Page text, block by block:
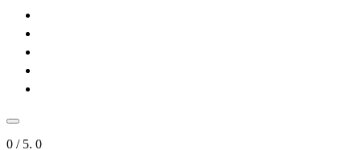
0 / 5. 0